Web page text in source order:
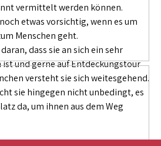
vermittelt werden können.
etwas vorsichtig, wenn es um
Menschen geht.
dass sie an sich ein sehr
und gerne auf Entdeckungstour
versteht sie sich weitesgehend.
sie hingegen nicht unbedingt, es
da, um ihnen aus dem Weg